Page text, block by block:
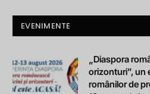
EVENIMENTE
„Diaspora
orizonturi”, un
românilor de